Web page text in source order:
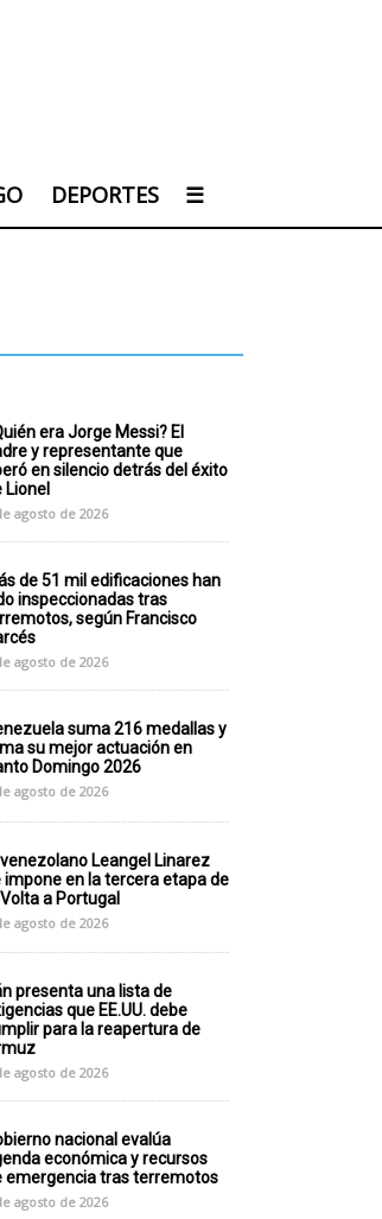
DEPORTES ☰
era Jorge Messi? El
y representante que
en silencio detrás del éxito
Lionel
agosto de 2026
de 51 mil edificaciones han
inspeccionadas tras
según Francisco
agosto de 2026
suma 216 medallas y
su mejor actuación en
Domingo 2026
agosto de 2026
venezolano Leangel Linarez
impone en la tercera etapa de
Volta a Portugal
agosto de 2026
presenta una lista de
que EE.UU. debe
para la reapertura de
agosto de 2026
nacional evalúa
económica y recursos
emergencia tras terremotos
agosto de 2026